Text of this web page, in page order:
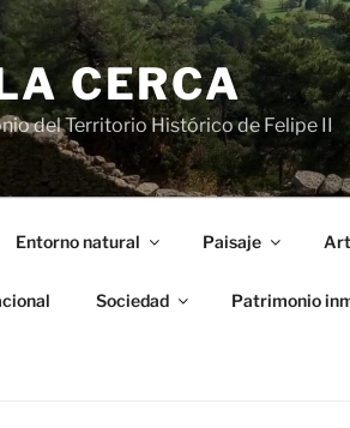
CERCA
del Territorio Histórico de Felipe II
Entorno natural Paisaje
Sociedad Patrimonio